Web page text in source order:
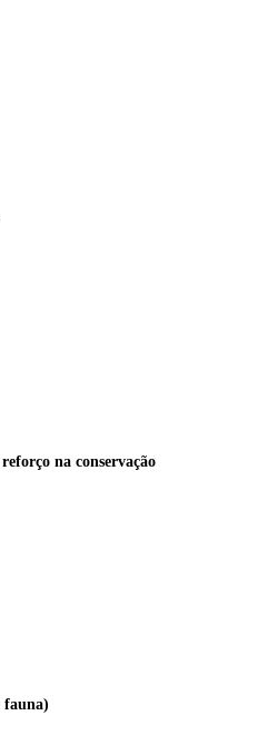
na conservação
fauna)